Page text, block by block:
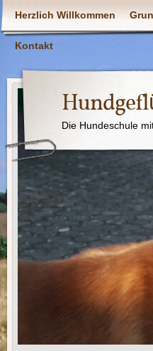
Herzlich Willkommen
Kontakt
Die Hundeschule